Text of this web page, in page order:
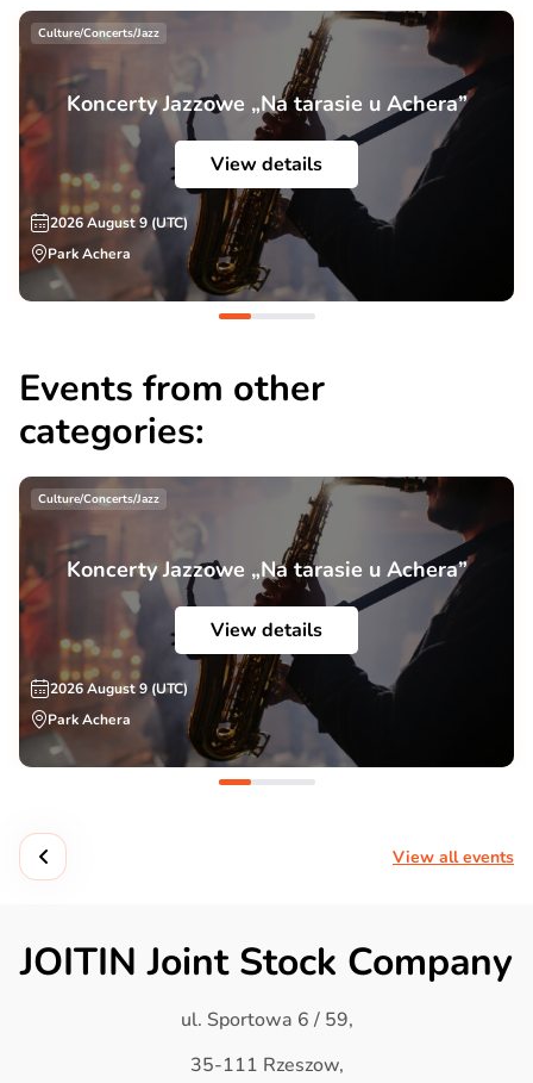
Culture/Concerts/Jazz
Koncerty Jazzowe „Na tarasie u Achera”
View details
2026 August 9 (UTC)
Park Achera
Events from other
categories:
Culture/Concerts/Jazz
Koncerty Jazzowe „Na tarasie u Achera”
View details
2026 August 9 (UTC)
Park Achera
View all events
JOITIN Joint Stock Company
ul. Sportowa 6 / 59,
35-111 Rzeszow,